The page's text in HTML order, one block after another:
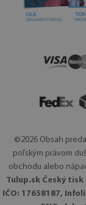
©2026 Obsah
poľským právom
obchodu alebo
Tulup.sk Český tisk
IČO: 17658187,